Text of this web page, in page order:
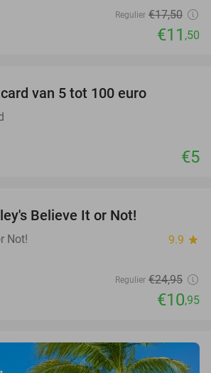
Regulier €17,50
€11 ,50
van 5 tot 100 euro
€5
Believe It or Not!
Not! 9.9 star
Regulier €24,95
€10,95